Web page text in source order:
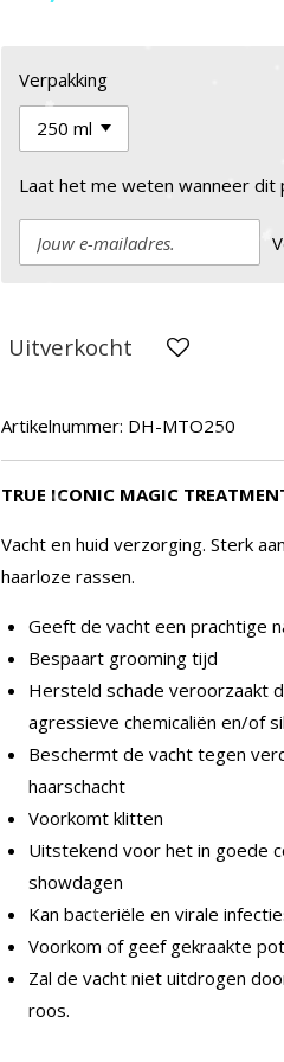
Verpakking
Laat het me weten wanneer
Uitverkocht
Artikelnummer: DH-MTO250
TRUE ICONIC MAGIC
Vacht en huid verzorging. Sterk
haarloze rassen.
Geeft de vacht een prachtige
Bespaart grooming tijd
Hersteld schade veroorzaakt
agressieve chemicaliën en/of
Beschermt de vacht tegen
haarschacht
Voorkomt klitten
Uitstekend voor het in goede
showdagen
Kan bacteriële en virale
Voorkom of geef gekraakte
Zal de vacht niet uitdrogen
roos.